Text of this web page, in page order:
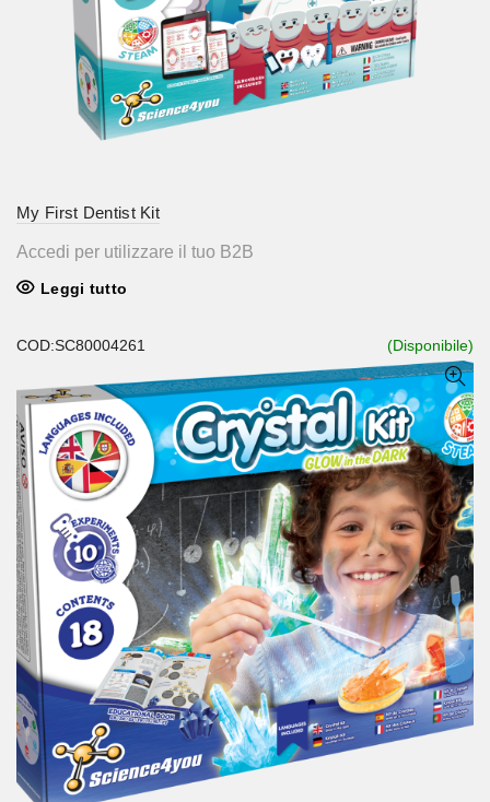
My First Dentist Kit
Accedi per utilizzare il tuo B2B
Leggi tutto
COD:SC80004261 (Disponibile)